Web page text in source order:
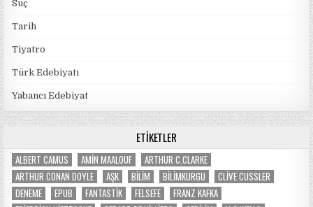
Suç
Tarih
Tiyatro
Türk Edebiyatı
Yabancı Edebiyat
ETIKETLER
ALBERT CAMUS AMIN MAALOUF
ARTHUR C.CLARKE
ARTHUR CONAN DOYLE
AŞK BILIM BILIMKURGU
CLIVE CUSSLER
DENEME
EPUB FANTASTIK FELSEFE
FRANZ KAFKA